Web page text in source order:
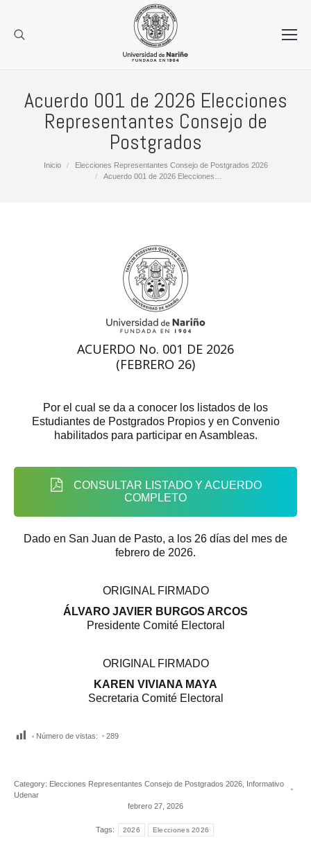
Acuerdo 001 de 2026 Elecciones
Representantes Consejo de
Postgrados
Estás aquí:
Inicio
Elecciones Representantes Consejo de Postgrados 2026
Acuerdo 001 de 2026 Elecciones…
ACUERDO No. 001 DE 2026
(FEBRERO 26)
Por el cual se da a conocer los listados de los
Estudiantes de Postgrados Propios y en Convenio
habilitados para participar en Asambleas.
CONSULTAR LISTADO Y ACUERDO
COMPLETO
Dado en San Juan de Pasto, a los 26 días del mes de
febrero de 2026.
ORIGINAL FIRMADO
ÁLVARO JAVIER BURGOS ARCOS
Presidente Comité Electoral
ORIGINAL FIRMADO
KAREN VIVIANA MAYA
Secretaria Comité Electoral
Número de vistas: 289
Category: Elecciones Representantes Consejo de Postgrados 2026 Informativo
Udenar
febrero 27, 2026
Tags: 2026 Elecciones 2026